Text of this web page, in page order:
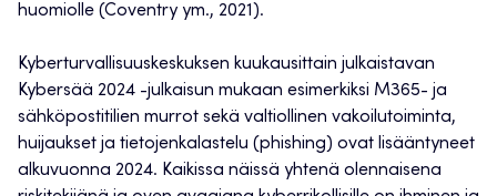
huomiolle (Coventry ym., 2021).
Kyberturvallisuuskeskuksen kuukausittain julkaistavan
Kybersää 2024 -julkaisun mukaan esimerkiksi M365- ja
sähköpostitilien murrot sekä valtiollinen vakoilutoiminta,
huijaukset ja tietojenkalastelu (phishing) ovat lisääntyneet
alkuvuonna 2024. Kaikissa näissä yhtenä olennaisena